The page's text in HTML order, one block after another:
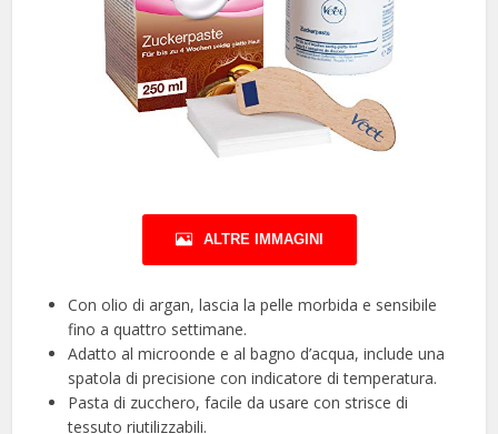
ALTRE IMMAGINI
Con olio di argan, lascia la pelle morbida e sensibile
fino a quattro settimane.
Adatto al microonde e al bagno d’acqua, include una
spatola di precisione con indicatore di temperatura.
Pasta di zucchero, facile da usare con strisce di
tessuto riutilizzabili.